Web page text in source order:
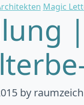
Categories
Magic
by